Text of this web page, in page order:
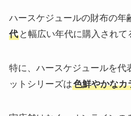
ハースケジュールの財布の年
代と幅広い年代に購入されて
特に、ハースケジュールを代
ットシリーズは色鮮やかなカ